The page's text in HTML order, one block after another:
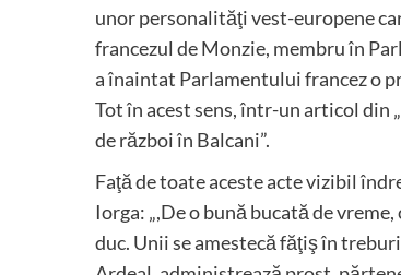
unor personalităţi vest-europene
francezul de Monzie, membru în
a înaintat Parlamentului francez o
Tot în acest sens, într-un articol din
de război în Balcani”.
Faţă de toate aceste acte vizibil
Iorga: „,De o bună bucată de
duc. Unii se amestecă făţiş în